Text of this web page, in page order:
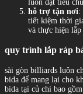
luôn đạt tiêu
hỗ trợ tận nơi:
tiết kiệm thời
và thực hiện lắp
quy trình lắp ráp
sài gòn billiards luôn
bida để mang lại cho
bida tại củ chi bao